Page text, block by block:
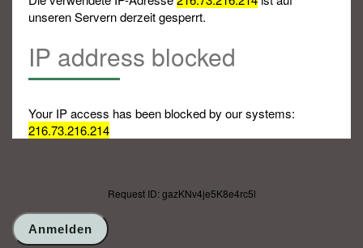
unseren Servern derzeit gesperrt.
IP address blocked
Your IP access has been blocked by our systems:
216.73.216.214
Request ID: gazKNv4je5K8e4rc5l